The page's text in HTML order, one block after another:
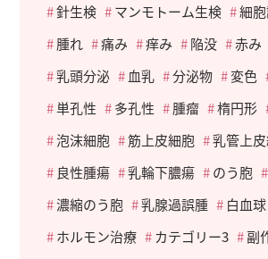
針生検
マンモトーム生検 細
腫れ
痛み 痒み 陥没 赤み
乳頭分泌
血乳 分泌物 変色
単孔性
多孔性 腫瘤 楕円形
泡沫細胞
筋上皮細胞
乳管上
良性腫瘍
乳輪下膿瘍 のう胞
濃縮のう胞
乳腺過誤腫 白血球
ホルモン治療
カテゴリー3
副